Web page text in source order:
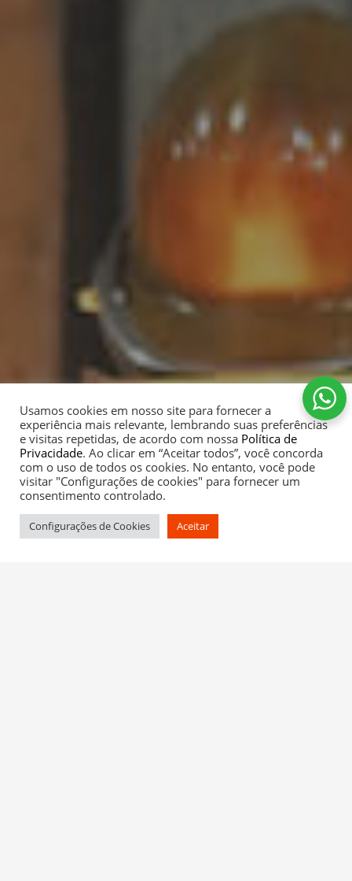
Usamos cookies em nosso site para fornecer a
experiência mais relevante, lembrando suas preferências
e visitas repetidas, de acordo com nossa Política de
Privacidade. Ao clicar em “Aceitar todos”, você concorda
com o uso de todos os cookies. No entanto, você pode
visitar "Configurações de cookies" para fornecer um
consentimento controlado.
Configurações de Cookies Aceitar